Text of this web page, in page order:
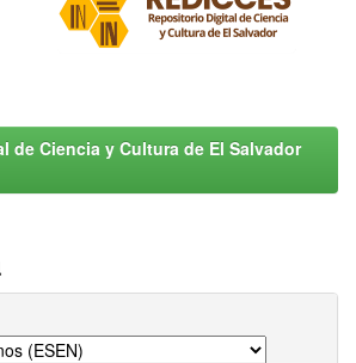
de Ciencia y Cultura de El Salvador